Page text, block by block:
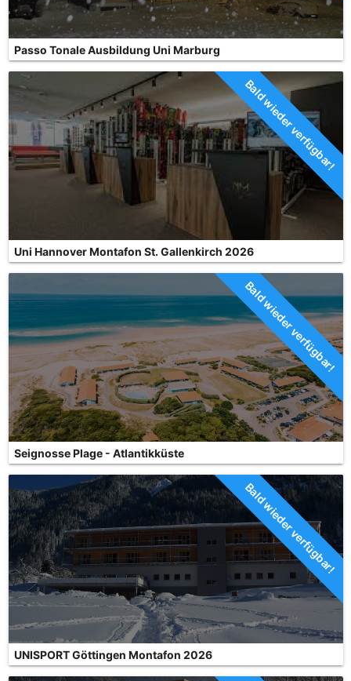
Passo Tonale Ausbildung Uni Marburg
Bald wieder verfügbar!
Uni Hannover Montafon St. Gallenkirch 2026
Bald wieder verfügbar!
Seignosse Plage - Atlantikküste
Bald wieder verfügbar!
UNISPORT Göttingen Montafon 2026